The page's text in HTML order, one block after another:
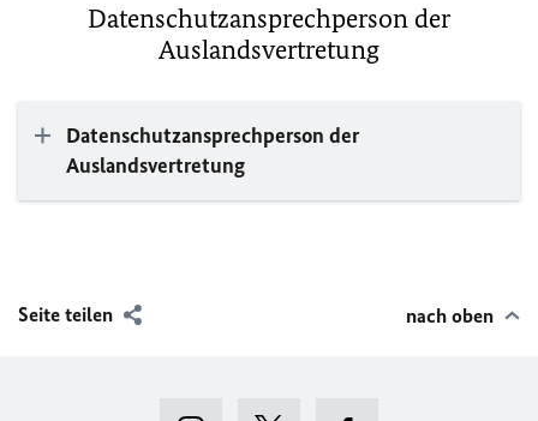
Datenschutzansprechperson der
Auslandsvertretung
Datenschutzansprechperson der
Auslandsvertretung
Seite teilen nach oben